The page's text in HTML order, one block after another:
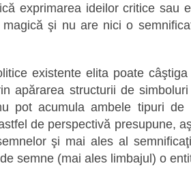
exprimarea ideilor critice sau
şi nu are nici o
existente elita poate
apărarea structurii de
pot acumula ambele tipuri
de perspectivă presupune,
şi mai ales al
semne (mai ales limbajul) o